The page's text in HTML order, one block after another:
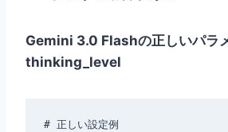
Gemini 3.0 Flashの正しいパラ
thinking_level
# 正しい設定例